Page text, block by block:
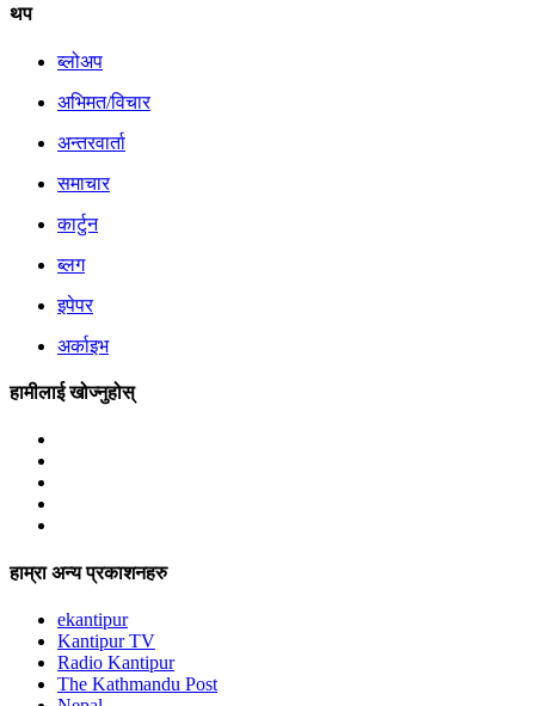
थप
ब्लोअप
अभिमत/विचार
अन्तरवार्ता
समाचार
कार्टुन
ब्लग
इपेपर
अर्काइभ
हामीलाई खोज्नुहोस्
हाम्रा अन्य प्रकाशनहरु
ekantipur
Kantipur TV
Radio Kantipur
The Kathmandu Post